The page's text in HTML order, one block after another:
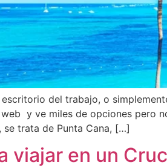
del trabajo, o
y ve miles de opciones pero
trata de Punta Cana, […]
viajar en un